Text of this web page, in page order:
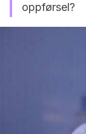
oppførsel?